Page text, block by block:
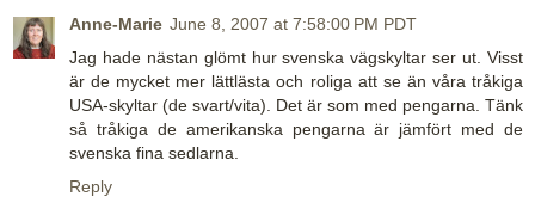
Anne-Marie June 8, 2007 at 7:58:00 PM PDT
Jag hade nästan glömt hur svenska vägskyltar ser ut. Visst
är de mycket mer lättlästa och roliga att se än våra tråkiga
USA-skyltar (de svart/vita). Det är som med pengarna. Tänk
så tråkiga de amerikanska pengarna är jämfört med de
svenska fina sedlarna.
Reply